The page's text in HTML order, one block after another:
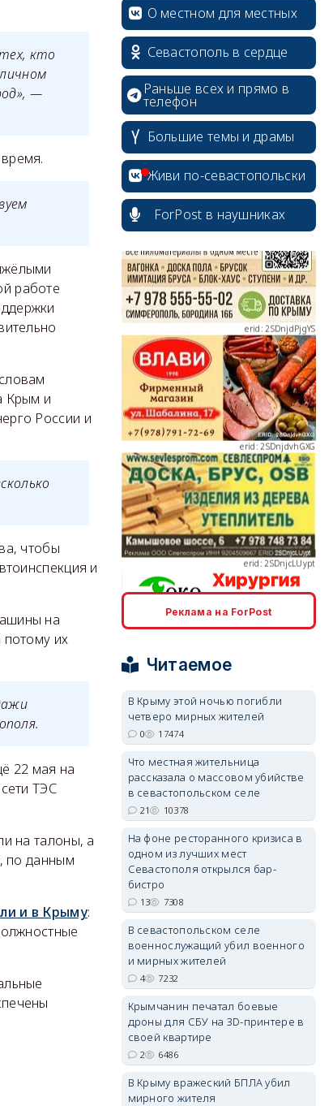
кто
—
работе
Крым и
России и
чтобы
и
на
потому их
22 мая на
ТЭС
на талоны, а
по данным
и в Крыму:
О местном для местных
Севастополь в сердце
Раньше всех и прямо в
телефон
Большие темы и драмы
Живи по-севастопольски
ForPost в наушниках
erid: 2SDnjcrDNw6
erid: 2SDnjdPjgYS
erid: 2SDnjdvhGXG
erid: 2SDnjcLUypt
erid: 2SDnjcrDNw6
erid: 2SDnjdPjgYS
erid: 2SDnjdvhGXG
Реклама на ForPost
Читаемое
В Крыму этой ночью погибли
четверо мирных жителей
0 17474
Что местная жительница
рассказала о массовом убийстве
в севастопольском селе
21 10378
На фоне ресторанного кризиса в
одном из лучших мест
Севастополя открылся бар-
бистро
13 7308
В севастопольском селе
военнослужащий убил военного
и мирных жителей
4 7232
Крымчанин печатал боевые
дроны для СБУ на 3D-принтере в
своей квартире
2 6486
В Крыму вражеский БПЛА убил
мирного жителя